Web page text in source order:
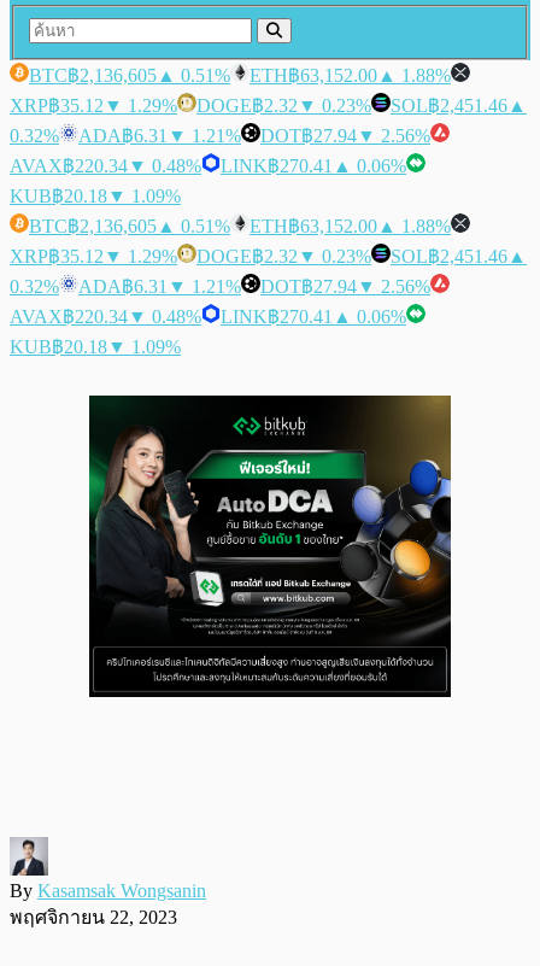
BTC฿2,136,605 ▲ 0.51% ETH฿63,152.00 ▲ 1.88%
XRP฿35.12 ▼ 1.29% DOGE฿2.32 ▼ 0.23% SOL฿2,451.46 ▲
0.32%
ADA฿6.31 ▼ 1.21% DOT฿27.94▼ 2.56%
AVAX฿220.34▼ 0.48% LINK฿270.41 ▲ 0.06%
KUB฿20.18▼ 1.09%
BTC฿2,136,605 ▲ 0.51% ETH฿63,152.00 ▲ 1.88%
XRP฿35.12 ▼ 1.29% DOGE฿2.32 ▼ 0.23% SOL฿2,451.46 ▲
0.32%
ADA฿6.31 ▼ 1.21% DOT฿27.94▼ 2.56%
AVAX฿220.34▼ 0.48% LINK฿270.41 ▲ 0.06%
KUB฿20.18▼ 1.09%
By Kasamsak Wongsanin
พฤศจิกายน 22, 2023